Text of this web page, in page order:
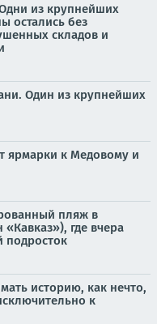
из крупнейших
остались без
складов и
Один из крупнейших
ярмарки к Медовому и
пляж в
где вчера
подросток
историю, как нечто,
к